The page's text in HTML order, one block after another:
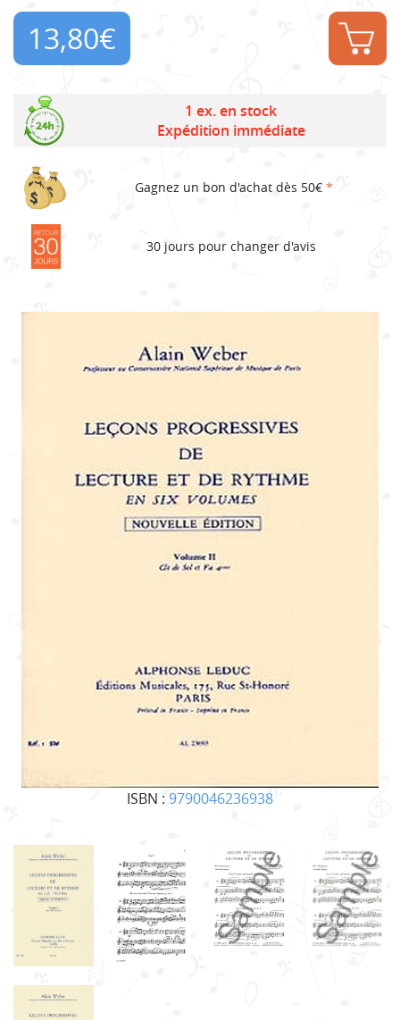
ISBN : 9790046236938
13,80€
1 ex. en stock
Expédition immédiate
Gagnez un bon d'achat dès 50€ *
30 jours pour changer d'avis